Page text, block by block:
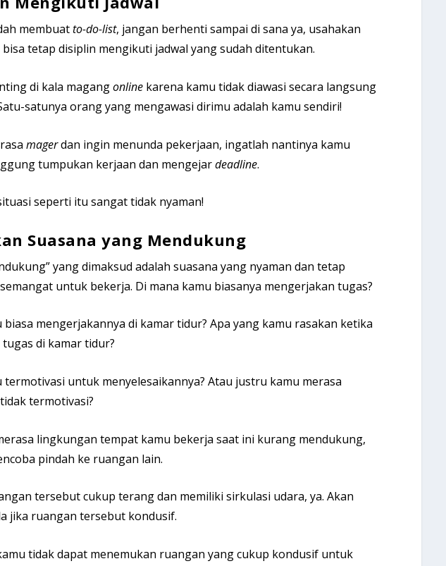
membuatto-do-list, jangan berhenti sampai di sana ya, usahakan
tetap disiplin mengikuti jadwal yang sudah ditentukan.
di kala magangonline karena kamu tidak diawasi secara langsung
satunya orang yang mengawasi dirimu adalah kamu sendiri!
magerdan ingin menunda pekerjaan, ingatlah nantinya kamu
tumpukan kerjaan dan mengejardeadline.
seperti itu sangat tidak nyaman!
Suasana yang Mendukung
yang dimaksud adalah suasana yang nyaman dan tetap
untuk bekerja. Di mana kamu biasanya mengerjakan tugas?
biasa mengerjakannya di kamar tidur? Apa yang kamu rasakan ketika
di kamar tidur?
termotivasi untuk menyelesaikannya? Atau justru kamu merasa
termotivasi?
lingkungan tempat kamu bekerja saat ini kurang mendukung,
pindah ke ruangan lain.
tersebut cukup terang dan memiliki sirkulasi udara, ya. Akan
jika ruangan tersebut kondusif.
tidak dapat menemukan ruangan yang cukup kondusif untuk